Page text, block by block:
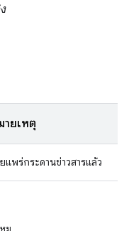
ายเหตุ
แพร่กระดานข่าวสารแล้ว